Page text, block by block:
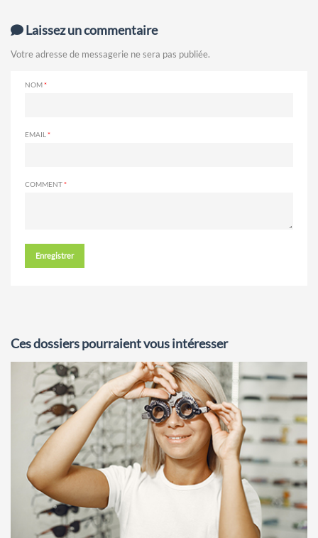
Laissez un commentaire
Votre adresse de messagerie ne sera pas publiée.
NOM
EMAIL
COMMENT
Enregistrer
Ces dossiers pourraient vous intéresser